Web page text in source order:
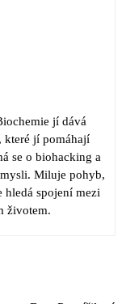
jí dává
které jí pomáhají
se o biohacking a
Miluje pohyb,
hledá spojení mezi
životem.